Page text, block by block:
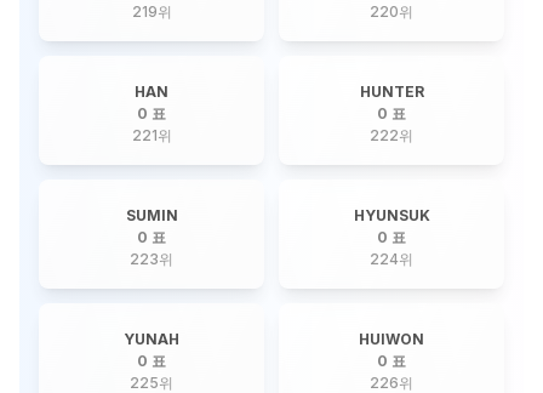
219위
220위
HAN
0 표
221위
HUNTER
0 표
222위
SUMIN
0 표
223위
HYUNSUK
0 표
224위
YUNAH
0 표
225위
HUIWON
0 표
226위